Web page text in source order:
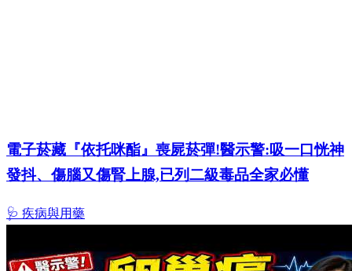
電子菸藏『依托咪酯』喪屍菸彈!醫示警:吸一口恍神
發抖、傷腦又傷腎上腺,已列二級毒品全家必懂
🩺 疾病與用藥